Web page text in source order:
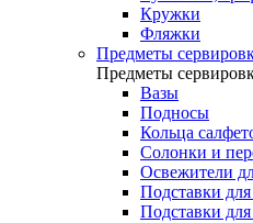
Кружки
Фляжки
Предметы
Предметы
Вазы
Подносы
Кольца
Солонки и
Освежители
Подставки
Подставки